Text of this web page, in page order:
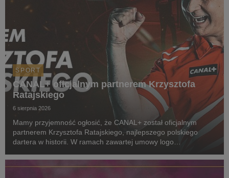
SPORT
CANAL+ oficjalnym partnerem Krzysztofa
Ratajskiego
6 sierpnia 2026
Mamy przyjemność ogłosić, że CANAL+ został oficjalnym
partnerem Krzysztofa Ratajskiego, najlepszego polskiego
dartera w historii. W ramach zawartej umowy logo
startowych naszego zawodnika podczas